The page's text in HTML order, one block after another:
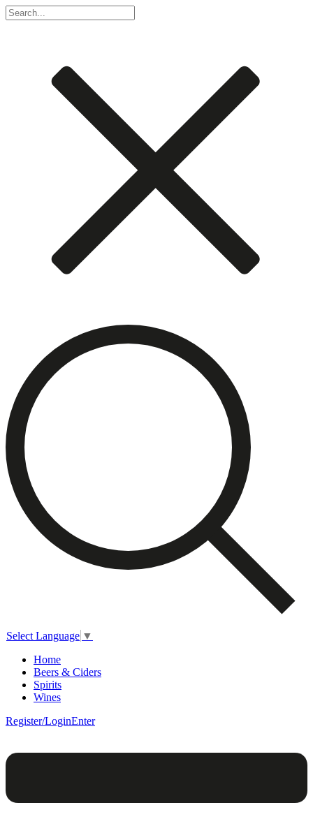
Select Language ▼
Home
Beers & Ciders
Spirits
Wines
Register/LoginEnter